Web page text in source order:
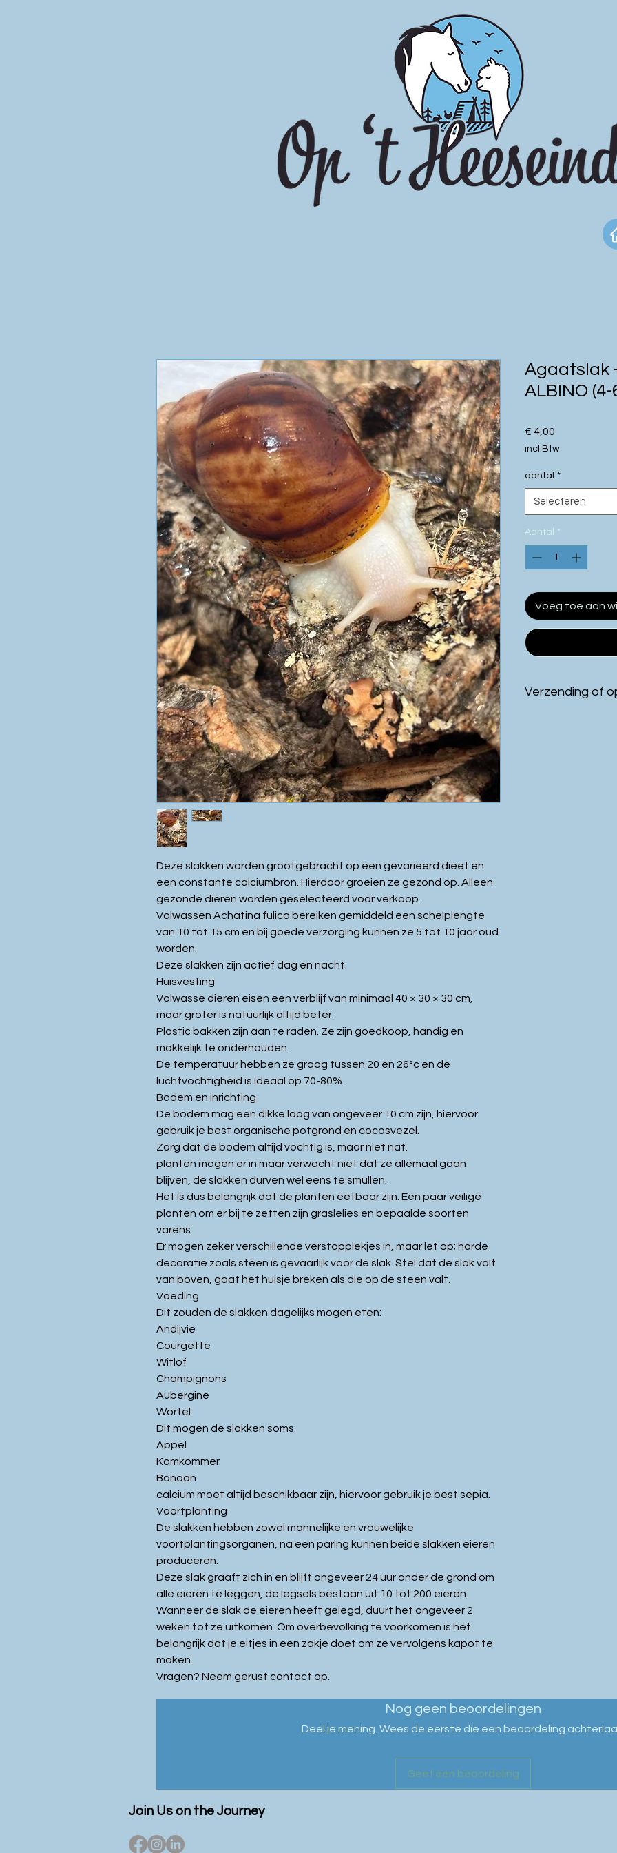
Deze slakken worden grootgebracht op een gevarieerd dieet en
een constante calciumbron. Hierdoor groeien ze gezond op. Alleen
gezonde dieren worden geselecteerd voor verkoop.
Volwassen Achatina fulica bereiken gemiddeld een schelplengte
van 10 tot 15 cm en bij goede verzorging kunnen ze 5 tot 10 jaar oud
worden.
Deze slakken zijn actief dag en nacht.
Huisvesting
Volwasse dieren eisen een verblijf van minimaal 40 × 30 × 30 cm,
maar groter is natuurlijk altijd beter.
Plastic bakken zijn aan te raden. Ze zijn goedkoop, handig en
makkelijk te onderhouden.
De temperatuur hebben ze graag tussen 20 en 26°c en de
luchtvochtigheid is ideaal op 70-80%.
Bodem en inrichting
De bodem mag een dikke laag van ongeveer 10 cm zijn, hiervoor
gebruik je best organische potgrond en cocosvezel.
Zorg dat de bodem altijd vochtig is, maar niet nat.
planten mogen er in maar verwacht niet dat ze allemaal gaan
blijven, de slakken durven wel eens te smullen.
Het is dus belangrijk dat de planten eetbaar zijn. Een paar veilige
planten om er bij te zetten zijn graslelies en bepaalde soorten
varens.
Er mogen zeker verschillende verstopplekjes in, maar let op; harde
decoratie zoals steen is gevaarlijk voor de slak. Stel dat de slak valt
van boven, gaat het huisje breken als die op de steen valt.
Voeding
Dit zouden de slakken dagelijks mogen eten:
Andijvie
Courgette
Witlof
Champignons
Aubergine
Wortel
Dit mogen de slakken soms:
Appel
Komkommer
Banaan
calcium moet altijd beschikbaar zijn, hiervoor gebruik je best sepia.
Voortplanting
De slakken hebben zowel mannelijke en vrouwelijke
voortplantingsorganen, na een paring kunnen beide slakken eieren
produceren.
Deze slak graaft zich in en blijft ongeveer 24 uur onder de grond om
alle eieren te leggen, de legsels bestaan uit 10 tot 200 eieren.
Wanneer de slak de eieren heeft gelegd, duurt het ongeveer 2
weken tot ze uitkomen. Om overbevolking te voorkomen is het
belangrijk dat je eitjes in een zakje doet om ze vervolgens kapot te
maken.
Vragen? Neem gerust contact op.
Agaatslak
ALBINO (4-
€ 4,00
incl.Btw
aantal *
Selecteren
Aantal *
Voeg toe aan
Verzending of
Nog geen beoordelingen
Deel je mening. Wees de eerste die een beoordeling
Geef een beoordeling
Join Us on the Journey